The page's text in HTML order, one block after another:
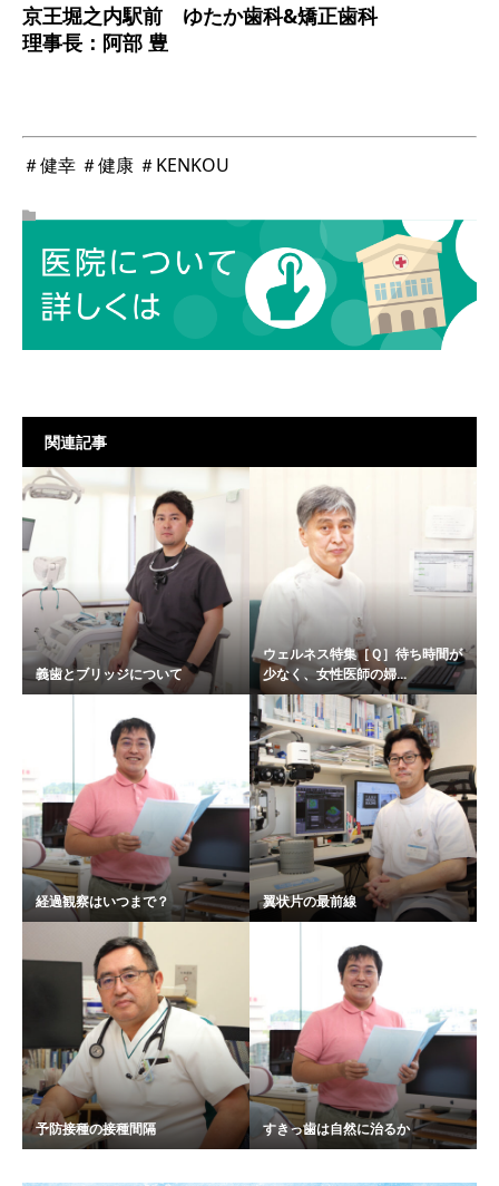
京王堀之内駅前 ゆたか歯科&矯正歯科
理事長：阿部 豊
＃健幸 ＃健康 ＃KENKOU
関連記事
義歯とブリッジについて
ウェルネス特集［Ｑ］待ち時間が
少なく、女性医師の婦...
経過観察はいつまで？ 翼状片の最前線
予防接種の接種間隔 すきっ歯は自然に治るか